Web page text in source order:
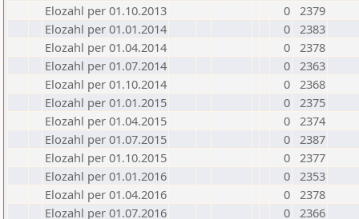
Elozahl per 01.10.2013
0 2379
Elozahl per 01.01.2014
0 2383
Elozahl per 01.04.2014
0 2378
Elozahl per 01.07.2014
0 2363
Elozahl per 01.10.2014
0 2368
Elozahl per 01.01.2015
0 2375
Elozahl per 01.04.2015
0 2374
Elozahl per 01.07.2015
0 2387
Elozahl per 01.10.2015
0 2377
Elozahl per 01.01.2016
0 2353
Elozahl per 01.04.2016
0 2378
Elozahl per 01.07.2016
0 2366